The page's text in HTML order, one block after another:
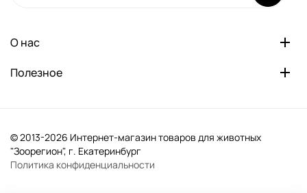
О нас
Полезное
© 2013-2026 Интернет-магазин товаров для животных
"Зоорегион", г. Екатеринбург
Политика конфиденциальности